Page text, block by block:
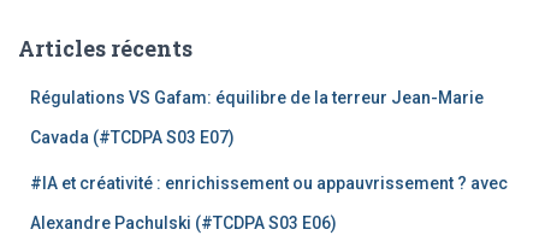
Articles récents
Régulations VS Gafam: équilibre de la terreur Jean-Marie
Cavada (#TCDPA S03 E07)
#IA et créativité : enrichissement ou appauvrissement ? avec
Alexandre Pachulski (#TCDPA S03 E06)